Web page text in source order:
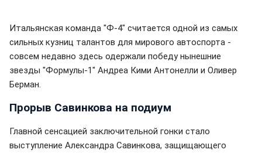
Итальянская команда "Ф-4" считается одной из самых
сильных кузниц талантов для мирового автоспорта -
совсем недавно здесь одержали победу нынешние
звезды "Формулы-1" Андреа Кими Антонелли и Оливер
Берман.
Прорыв Савинкова на подиум
Главной сенсацией заключительной гонки стало
выступление Александра Савинкова, защищающего